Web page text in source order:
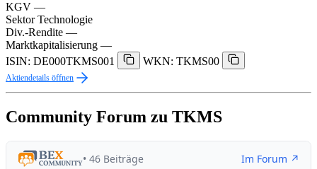
KGV —
Sektor Technologie
Div.-Rendite —
Marktkapitalisierung —
ISIN: DE000TKMS001
WKN: TKMS00
Aktiendetails öffnen
Community Forum zu TKMS